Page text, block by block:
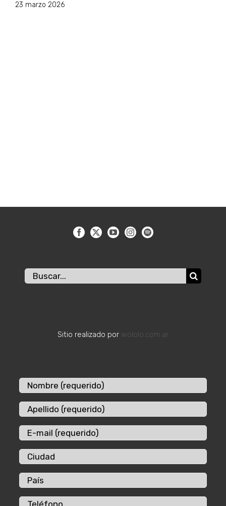
23 marzo 2026
Buscar:
Sitio realizado por wololo.com.ar